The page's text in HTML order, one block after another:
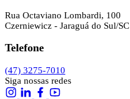
Rua Octaviano Lombardi, 100
Czerniewicz - Jaraguá do Sul/SC
Telefone
(47) 3275-7010
Siga nossas redes